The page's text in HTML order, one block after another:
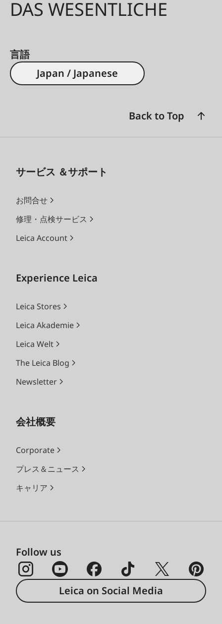
DAS WESENTLICHE
言語
Japan / Japanese
Back to Top
サービス ＆サポート
お問合せ
修理・点検サービス
Leica Account
Experience Leica
Leica Stores
Leica Akademie
Leica Welt
The Leica Blog
Newsletter
会社概要
Corporate
プレス＆ニュース
キャリア
Follow us
Leica on Social Media